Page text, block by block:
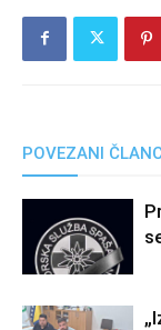
POVEZANI